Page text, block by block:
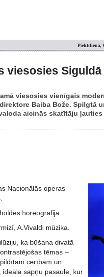
Piektdiena,
viesosies Siguldā
viesosies vienīgais
Baiba Bože. Spilgtā
aicinās skatītāju
Nacionālās operas
horeogrāfijā:
A.Vivaldi mūzika.
ka būšana divatā
tēmas –
cerībām un
sapņu pasaule, kur